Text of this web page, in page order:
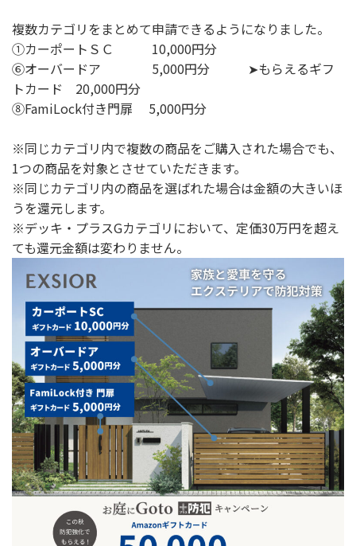
選ばれる理由
新着情報
施工事例
ショールーム案内
会社概要
受付時間：9:00～18:00 定休日：水曜日
複数カテゴリをまとめて申請できるようになりました。
①カーポートＳＣ 10,000円分
⑥オーバードア 5,000円分 ➤もらえるギフ
トカード 20,000円分
⑧FamiLock付き門扉 5,000円分
※同じカテゴリ内で複数の商品をご購入された場合でも、
1つの商品を対象とさせていただきます。
※同じカテゴリ内の商品を選ばれた場合は金額の大きいほ
うを還元します。
※デッキ・プラスGカテゴリにおいて、定価30万円を超え
ても還元金額は変わりません。